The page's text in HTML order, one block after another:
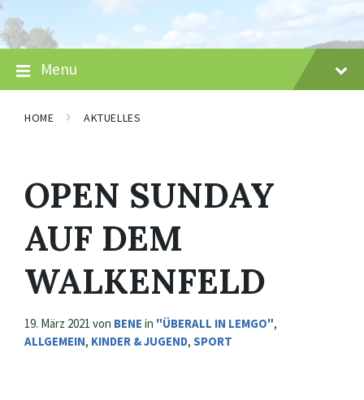
Skip
to
content
Skip
to
main
navigation
Skip
to
footer
Menu
HOME AKTUELLES
OPEN SUNDAY
AUF DEM
WALKENFELD
19. März 2021 von BENE in "ÜBERALL IN LEMGO",
ALLGEMEIN, KINDER & JUGEND, SPORT